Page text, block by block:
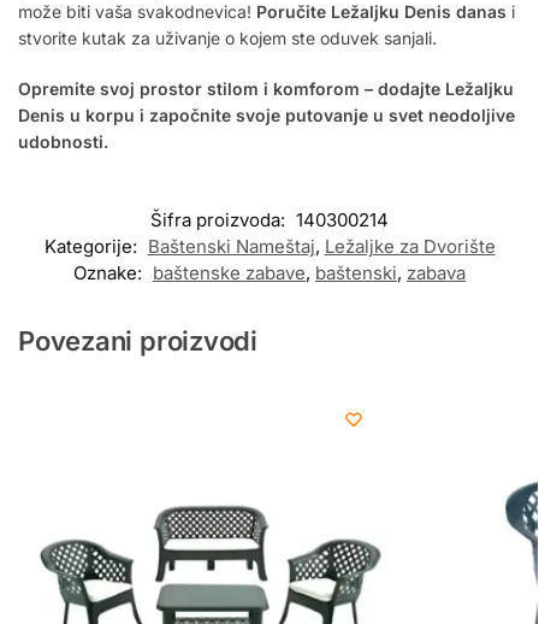
može biti vaša svakodnevica! Poručite Ležaljku Denis danas i
stvorite kutak za uživanje o kojem ste oduvek sanjali.
Opremite svoj prostor stilom i komforom – dodajte Ležaljku
Denis u korpu i započnite svoje putovanje u svet neodoljive
udobnosti.
Šifra proizvoda: 140300214
Kategorije: Baštenski Nameštaj, Ležaljke za Dvorište
Oznake: baštenske zabave, baštenski, zabava
Povezani proizvodi